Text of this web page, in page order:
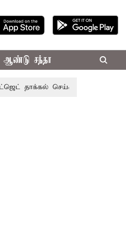
ஆண்டு சந்தா
செய்கிறார் முதல்-அமைச்சர்